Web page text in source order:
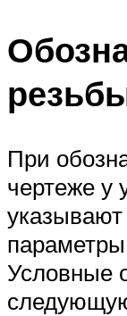
При
чертеже у
указывают
Условные